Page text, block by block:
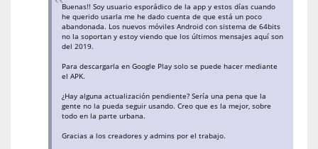
Buenas!! Soy usuario esporádico de la app y estos días cuando
he querido usarla me he dado cuenta de que está un poco
abandonada. Los nuevos móviles Android con sistema de 64bits
no la soportan y estoy viendo que los últimos mensajes aquí son
del 2019.
Para descargarla en Google Play solo se puede hacer mediante
el APK.
¿Hay alguna actualización pendiente? Sería una pena que la
gente no la pueda seguir usando. Creo que es la mejor, sobre
todo en la parte urbana.
Gracias a los creadores y admins por el trabajo.